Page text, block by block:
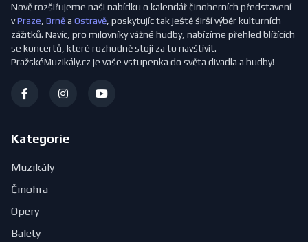
Nově rozšiřujeme naši nabídku o kalendář činoherních představení
vPraze Brněa Ostravě , poskytujíc tak ještě širší výběr kulturních
zážitků. Navíc, pro milovníky vážné hudby, nabízíme přehled blížících
se koncertů, které rozhodně stojí za to navštívit.
PražskéMuzikály.cz je vaše vstupenka do světa divadla a hudby!
Kategorie
Muzikály
Činohra
Opery
Balety